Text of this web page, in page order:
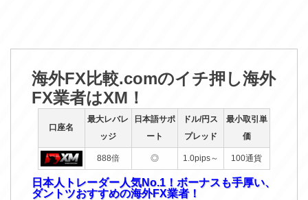
海外FX比較.comのイチ押し海外
FX業者はXM！
口座名
最大レバレ
ッジ
日本語サポ
ート
ドル/円ス
プレッド
最小取引単
価
888倍 ◎ 1.0pips～ 100通貨
日本人トレーダー人気No.1！ボーナスも手厚い、
ダントツおすすめの海外FX業者！